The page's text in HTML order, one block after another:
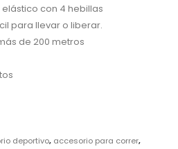
con 4 hebillas
para llevar o liberar.
de 200 metros
deportivo, accesorio para correr,